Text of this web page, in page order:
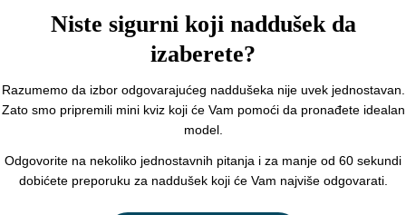
Niste sigurni koji naddušek da
izaberete?
Razumemo da izbor odgovarajućeg naddušeka nije uvek jednostavan.
Zato smo pripremili mini kviz koji će Vam pomoći da pronađete idealan
model.
Odgovorite na nekoliko jednostavnih pitanja i za manje od 60 sekundi
dobićete preporuku za naddušek koji će Vam najviše odgovarati.